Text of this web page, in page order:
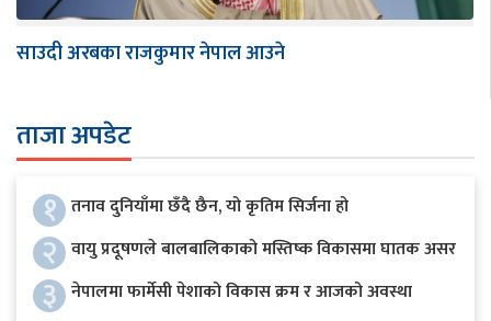
साउदी अरबका राजकुमार नेपाल आउने
ताजा अपडेट
१ तनाव दुनियाँमा छँदै छैन, यो कृतिम सिर्जना हो
२ वायु प्रदूषणले बालबालिकाको मस्तिष्क विकासमा घातक असर
३ नेपालमा फार्मेसी पेशाको विकास क्रम र आजको अवस्था